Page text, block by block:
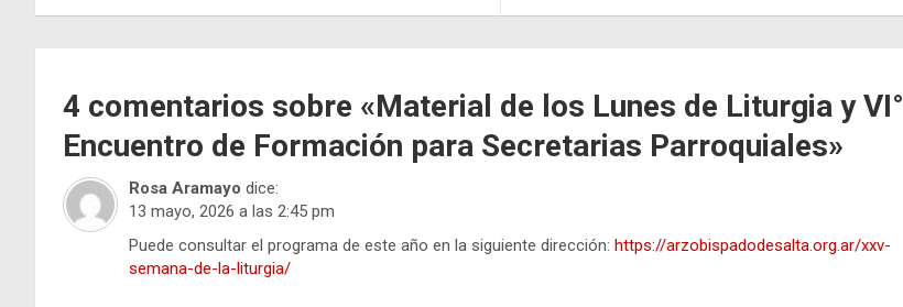
4 comentarios sobre «Material de los Lunes de Liturgia y VI°
Encuentro de Formación para Secretarias Parroquiales»
Rosa Aramayo dice:
13 mayo, 2026 a las 2:45 pm
Puede consultar el programa de este año en la siguiente dirección: https://arzobispadodesalta.org.ar/xxv-
semana-de-la-liturgia/